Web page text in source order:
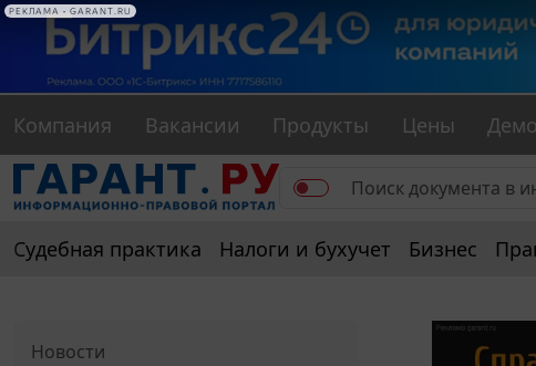
Компания Вакансии Продукты Цены Демо
Судебная практика Налоги и бухучет Бизнес
Новости
РЕКЛАМА • GARANT.RU